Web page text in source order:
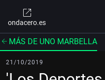
ondacero.es
MÁS DE UNO MARBELLA
21/10/2019